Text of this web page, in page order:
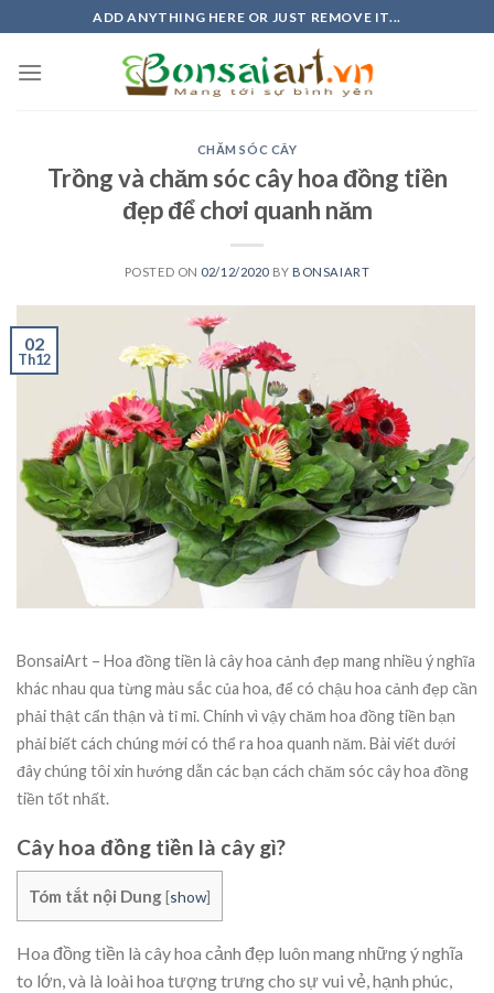
to
content
ADD ANYTHING HERE OR JUST REMOVE IT...
CHĂM SÓC CÂY
Trồng và chăm sóc cây hoa đồng tiền
đẹp để chơi quanh năm
POSTED ON 02/12/2020BY BONSAIART
02
Th12
BonsaiArt – Hoa đồng tiền là cây hoa cảnh đẹp mang nhiều ý nghĩa
khác nhau qua từng màu sắc của hoa, để có chậu hoa cảnh đẹp cần
phải thật cẩn thận và tỉ mỉ. Chính vì vậy chăm hoa đồng tiền bạn
phải biết cách chúng mới có thể ra hoa quanh năm. Bài viết dưới
đây chúng tôi xin hướng dẫn các bạn cách chăm sóc cây hoa đồng
tiền tốt nhất.
Cây hoa đồng tiền là cây gì?
Tóm tắt nội Dung[show]
Hoa đồng tiền là cây hoa cảnh đẹp luôn mang những ý nghĩa
to lớn, và là loài hoa tượng trưng cho sự vui vẻ, hạnh phúc,